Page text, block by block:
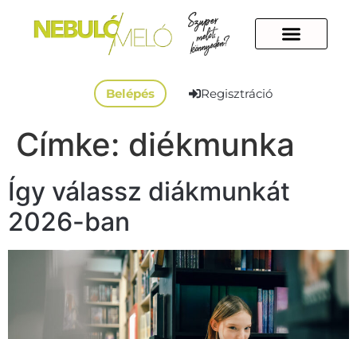
Belépés Regisztráció
Címke: diékmunka
Így válassz diákmunkát
2026-ban